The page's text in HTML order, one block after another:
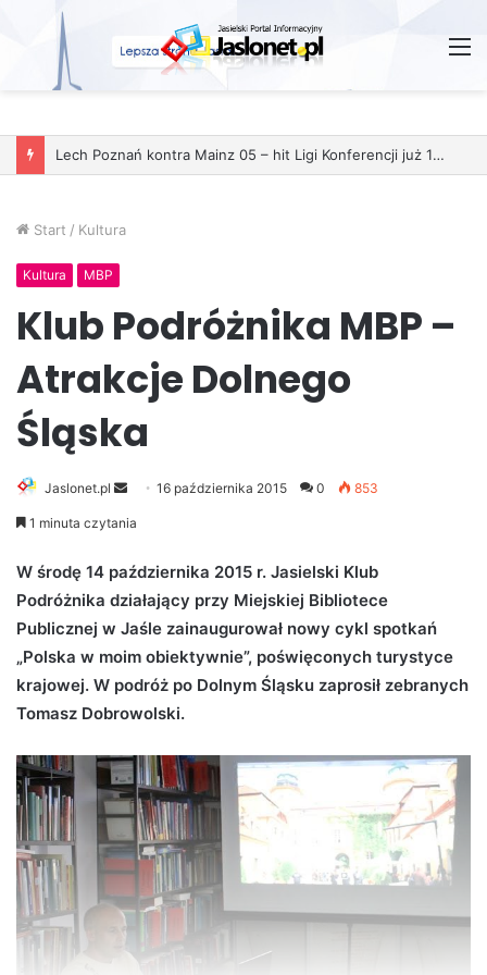
Start / Kultura
Kultura MBP
Klub Podróżnika MBP –
Atrakcje Dolnego
Śląska
Jaslonet.pl
e
d
a
n
a
i
16 października 2015 0 853
1 minuta czytania
W środę 14 października 2015 r. Jasielski Klub
Podróżnika działający przy Miejskiej Bibliotece
Publicznej w Jaśle zainaugurował nowy cykl spotkań
„Polska w moim obiektywnie”, poświęconych turystyce
krajowej. W podróż po Dolnym Śląsku zaprosił zebranych
Tomasz Dobrowolski.